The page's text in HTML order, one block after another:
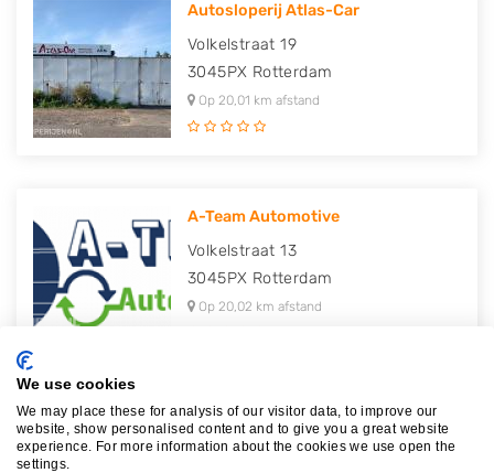
Autosloperij Atlas-Car
Volkelstraat 19
3045PX Rotterdam
Op 20,01 km afstand
A-Team Automotive
Volkelstraat 13
3045PX Rotterdam
Op 20,02 km afstand
Autodemontagebedrijf Aktas
Gilze-Rijenstraat 38
We use cookies
We may place these for analysis of our visitor data, to improve our
website, show personalised content and to give you a great website
experience. For more information about the cookies we use open the
settings.